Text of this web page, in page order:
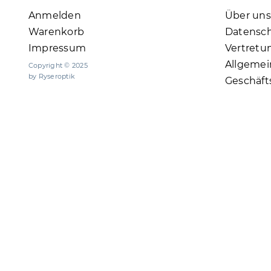
Anmelden
Warenkorb
Impressum
Copyright © 2025
by Ryseroptik
Über uns